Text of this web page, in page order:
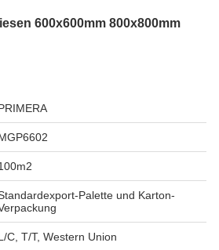
600x600mm 800x800mm
Palette und Karton-
C, T/T, Western Union